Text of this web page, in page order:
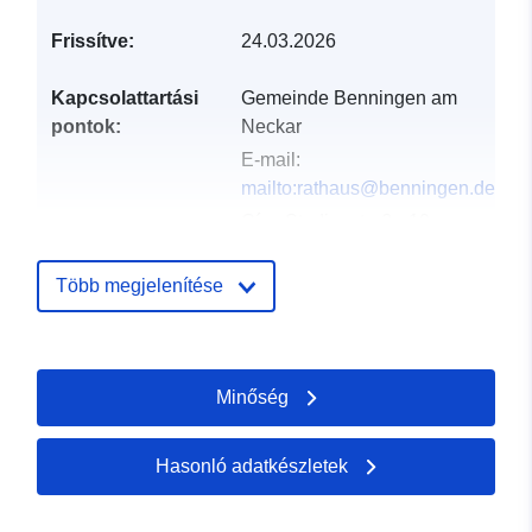
Frissítve: 24.03.2026
Kapcsolattartási
pontok:
Gemeinde Benningen am
Neckar
E-mail:
mailto:rathaus@benningen.de
71726, Deutschland
URL:
nyilvántartás:
Hozzáadva a data.europa.eu-hoz:
21 February 2026
Frissítve: data.europa.eu:
2026
Több megjelenítése
Minőség
Hasonló adatkészletek